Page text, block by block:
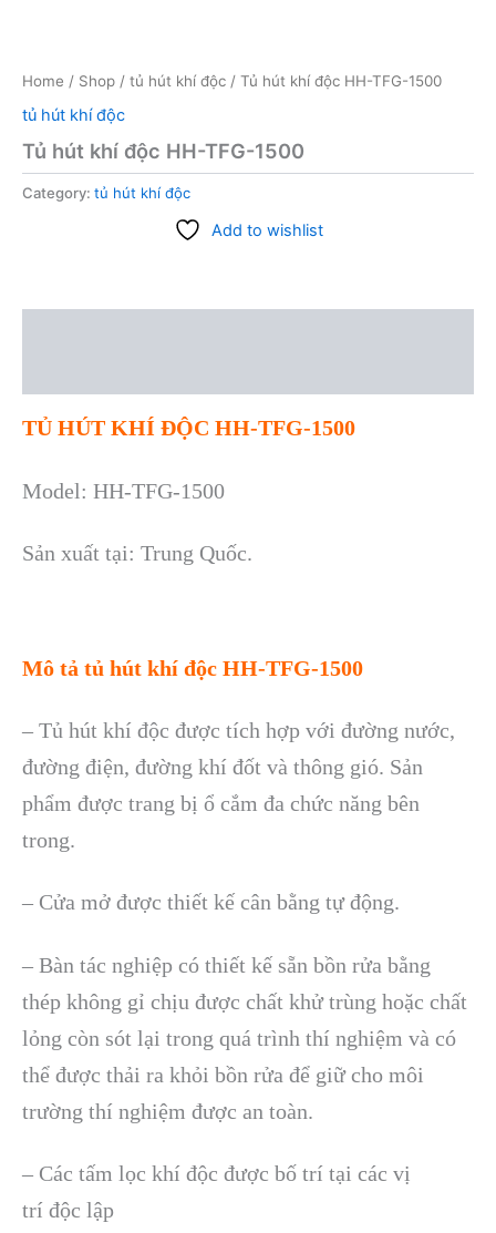
Home / Shop / tủ hút khí độc / Tủ hút khí độc HH-TFG-1500
tủ hút khí độc
Tủ hút khí độc HH-TFG-1500
Category: tủ hút khí độc
Add to wishlist
TỦ HÚT KHÍ ĐỘC HH-TFG-1500
Model: HH-TFG-1500
Sản xuất tại: Trung Quốc.
Mô tả tủ hút khí độc HH-TFG-1500
– Tủ hút khí độc được tích hợp với đường nước,
đường điện, đường khí đốt và thông gió. Sản
phẩm được trang bị ổ cắm đa chức năng bên
trong.
– Cửa mở được thiết kế cân bằng tự động.
– Bàn tác nghiệp có thiết kế sẵn bồn rửa bằng
thép không gỉ chịu được chất khử trùng hoặc chất
lỏng còn sót lại trong quá trình thí nghiệm và có
thể được thải ra khỏi bồn rửa để giữ cho môi
trường thí nghiệm được an toàn.
– Các tấm lọc khí độc được bố trí tại các vị
trí độc lập